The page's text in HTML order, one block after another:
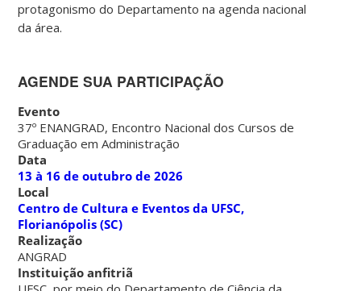
protagonismo do Departamento na agenda nacional
da área.
AGENDE SUA PARTICIPAÇÃO
Evento
37º ENANGRAD, Encontro Nacional dos Cursos de
Graduação em Administração
Data
13 à 16 de outubro de 2026
Local
Centro de Cultura e Eventos da UFSC,
Florianópolis (SC)
Realização
ANGRAD
Instituição anfitriã